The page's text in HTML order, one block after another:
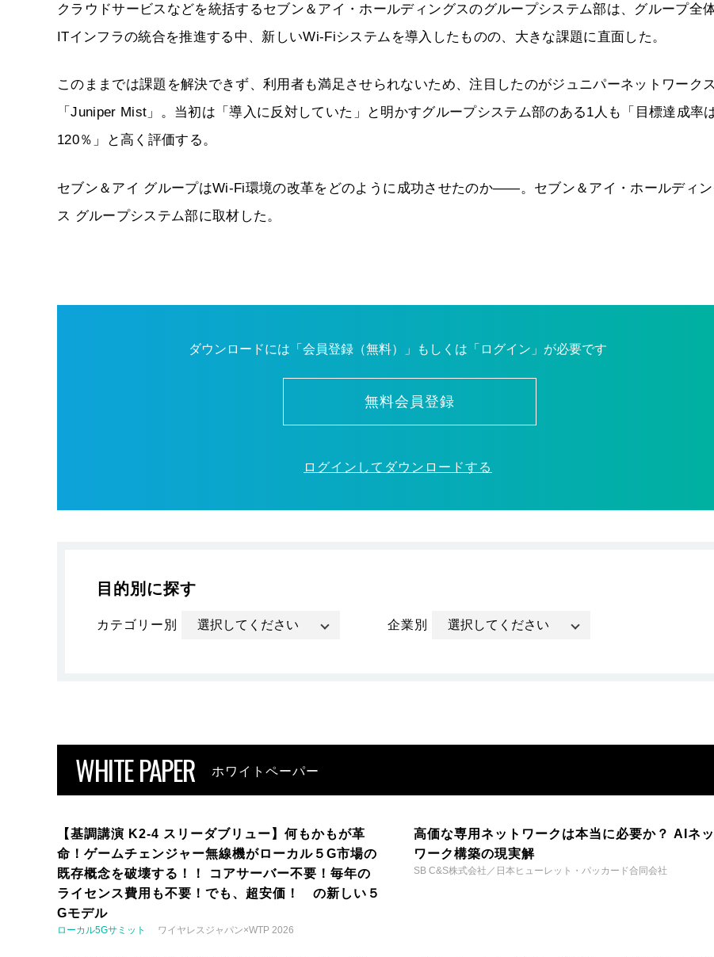
クラウドサービスなどを統括するセブン＆アイ・ホールディングスのグループシステム部は、グループ全
ITインフラの統合を推進する中、新しいWi-Fiシステムを導入したものの、大きな課題に直面した。
このままでは課題を解決できず、利用者も満足させられないため、注目したのがジュニパーネットワーク
「Juniper Mist」。当初は「導入に反対していた」と明かすグループシステム部のある1人も「目標達成率
120％」と高く評価する。
セブン＆アイ グループはWi-Fi環境の改革をどのように成功させたのか――。セブン＆アイ・ホールディ
ス グループシステム部に取材した。
ダウンロードには「会員登録（無料）」もしくは「ログイン」が必要です
無料会員登録
ログインしてダウンロードする
目的別に探す
カテゴリー別 企業別
WHITE PAPER ホワイトペーパー
【基調講演 K2-4 スリーダブリュー】何もかもが革
命！ゲームチェンジャー無線機がローカル５G市場の
既存概念を破壊する！！ コアサーバー不要！毎年の
ライセンス費用も不要！でも、超安価！ の新しい５
Gモデル
ローカル5Gサミット ワイヤレスジャパン×WTP 2026
高価な専用ネットワークは本当に必要か？ AIネッ
ワーク構築の現実解
SB C&S株式会社／日本ヒューレット・パッカード合同会社